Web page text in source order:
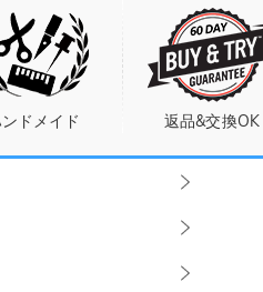
ドメイド 返品&交換OK